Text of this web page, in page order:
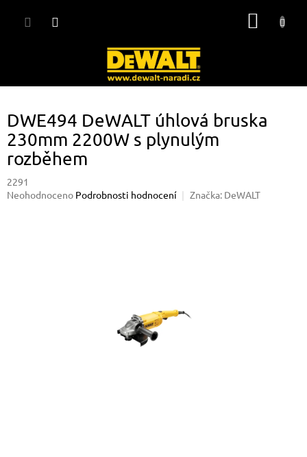
DWE494 DeWALT úhlová bruska
230mm 2200W s plynulým
rozběhem
2291
Průměrné
Neohodnoceno Podrobnosti hodnocení Značka: DeWALT